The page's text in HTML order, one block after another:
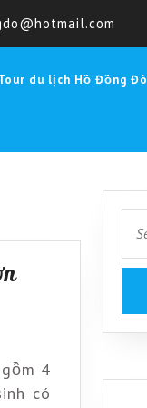
du lịch Hồ Đồng Đò
OC
Sóc
4
có
for: